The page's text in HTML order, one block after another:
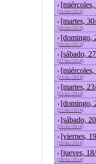
›
[31/dic/2014]
› [martes,
[30/dic/2014]
› [domingo,
[28/dic/2014]
› [sábado,
[27/dic/2014]
›
[24/dic/2014]
› [martes,
[23/dic/2014]
› [domingo,
[21/dic/2014]
› [sábado,
[20/dic/2014]
› [viernes,
[19/dic/2014]
› [jueves,
[18/dic/2014]